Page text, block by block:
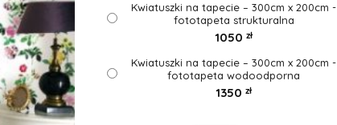
Kwiatuszki na tapecie – 300cm x 200cm -
fototapeta strukturalna
1050 zł
Kwiatuszki na tapecie – 300cm x 200cm -
fototapeta wodoodporna
1350 zł